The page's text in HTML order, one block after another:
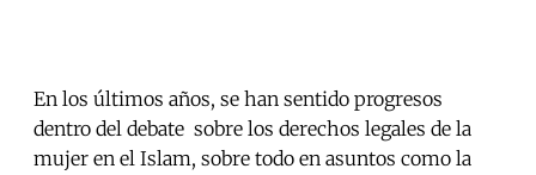
En los últimos años, se han sentido progresos
dentro del debate sobre los derechos legales de la
mujer en el Islam, sobre todo en asuntos como la